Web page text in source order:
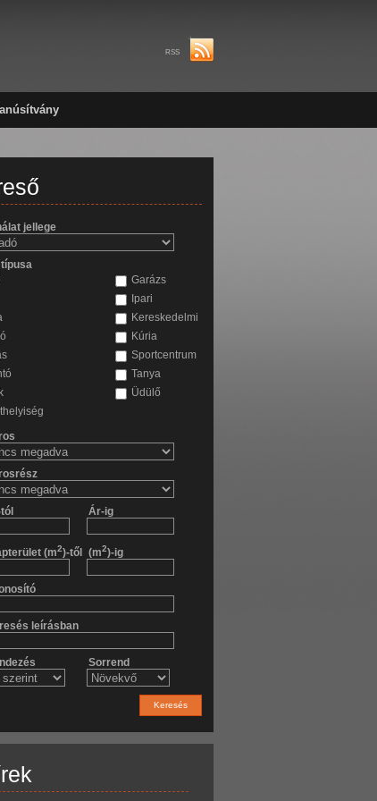
RSS
jellege
típusa
Garázs
Ipari
Kereskedelmi
Kúria
Sportcentrum
Tanya
Üdülő
Ár-ig
(m2)-től (m2)-ig
leírásban
Sorrend
Keresés